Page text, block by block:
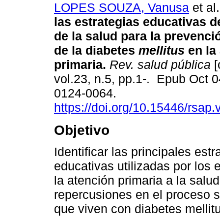
LOPES SOUZA, Vanusa et al.
las estrategias educativas
de la salud para la
de la diabetes mellitus en la
primaria. Rev. salud pública
vol.23, n.5, pp.1-. Epub Oct
0124-0064.
https://doi.org/10.15446/
Objetivo
Identificar las principales
educativas utilizadas por los
la atención primaria a la
repercusiones en el proceso
que viven con diabetes